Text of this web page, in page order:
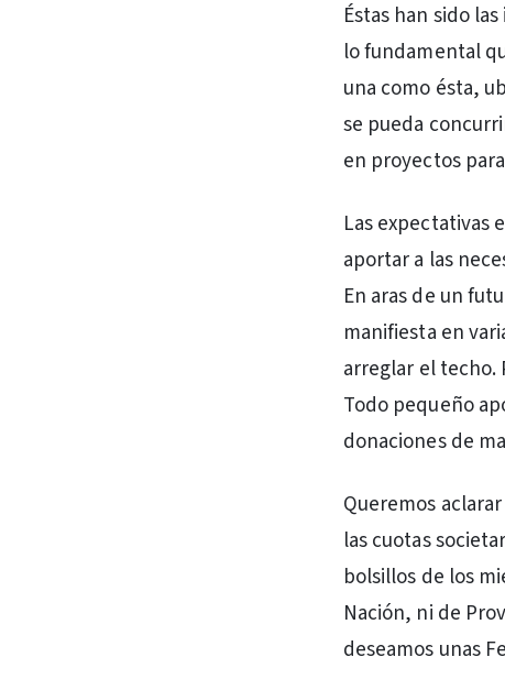
Éstas han sido
lo fundamental
una como ésta,
se pueda
en proyectos
Las expectativas
aportar a las
En aras de un
manifiesta en
arreglar el techo.
Todo pequeño
donaciones de
Queremos
las cuotas
bolsillos de los
Nación, ni de
deseamos unas